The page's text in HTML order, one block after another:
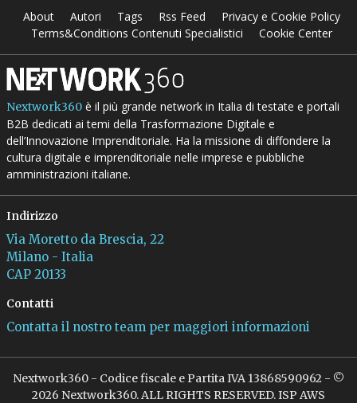
About Autori Tags Rss Feed
Privacy e Cookie Policy
Terms&Conditions Contenuti Specialistici
Cookie Center
Nextwork360è il più grande network in Italia di testate e portali
B2B dedicati ai temi della Trasformazione Digitale e
dell’Innovazione Imprenditoriale. Ha la missione di diffondere la
cultura digitale e imprenditoriale nelle imprese e pubbliche
amministrazioni italiane.
Indirizzo
Via Moretto da Brescia, 22
Milano - Italia
CAP 20133
Contatti
Contatta il nostro team per maggiori informazioni
Nextwork360 - Codice fiscale e Partita IVA 13868590962 - ©
2026 Nextwork360. ALL RIGHTS RESERVED. ISP AWS